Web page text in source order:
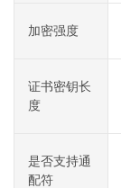
加密强度
证书密钥长
度
是否支持通
配符